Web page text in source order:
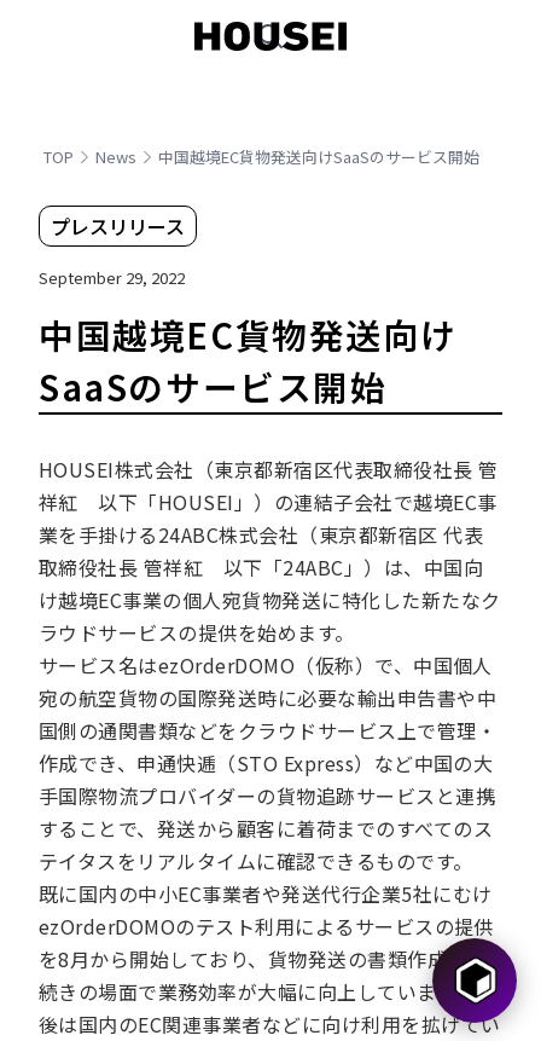
TOP News 中国越境EC貨物発送向けSaaSのサービス開始
プレスリリース
September 29, 2022
中国越境EC貨物発送向け
SaaSのサービス開始
HOUSEI株式会社（東京都新宿区代表取締役社長 管
祥紅 以下「HOUSEI」）の連結子会社で越境EC事
業を手掛ける24ABC株式会社（東京都新宿区 代表
取締役社長 管祥紅 以下「24ABC」）は、中国向
け越境EC事業の個人宛貨物発送に特化した新たなク
ラウドサービスの提供を始めます。
サービス名はezOrderDOMO（仮称）で、中国個人
宛の航空貨物の国際発送時に必要な輸出申告書や中
国側の通関書類などをクラウドサービス上で管理・
作成でき、申通快逓（STO Express）など中国の大
手国際物流プロバイダーの貨物追跡サービスと連携
することで、発送から顧客に着荷までのすべてのス
テイタスをリアルタイムに確認できるものです。
既に国内の中小EC事業者や発送代行企業5社にむけ
ezOrderDOMOのテスト利用によるサービスの提供
を8月から開始しており、貨物発送の書類作成や手
続きの場面で業務効率が大幅に向上しています。今
後は国内のEC関連事業者などに向け利用を拡げてい